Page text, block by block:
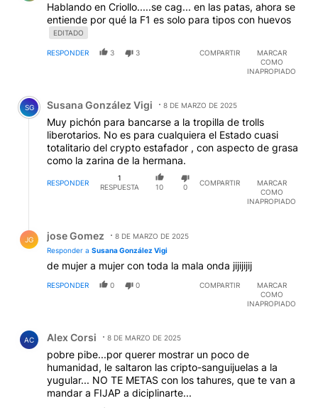
Hablando en Criollo.....se cag... en las patas, ahora se
entiende por qué la F1 es solo para tipos con huevos
EDITADO
RESPONDER 3 3 COMPARTIR
MARCAR
COMO
INAPROPIADO
Comentario de Susana González Vigi.
SG Susana González Vigi 8 DE MARZO DE 2025
Muy pichón para bancarse a la tropilla de trolls
liberotarios. No es para cualquiera el Estado cuasi
totalitario del crypto estafador , con aspecto de grasa
como la zarina de la hermana.
RESPONDER
1
RESPUESTA
10 0
COMPARTIR
MARCAR
COMO
INAPROPIADO
JG jose Gomez
8 DE MARZO DE 2025
Responder a Susana González Vigi
de mujer a mujer con toda la mala onda jijijijij
RESPONDER 0 0 COMPARTIR
MARCAR
COMO
INAPROPIADO
AC Alex Corsi 8 DE MARZO DE 2025
pobre pibe...por querer mostrar un poco de
humanidad, le saltaron las cripto-sanguijuelas a la
yugular... NO TE METAS con los tahures, que te van a
mandar a FIJAP a diciplinarte...